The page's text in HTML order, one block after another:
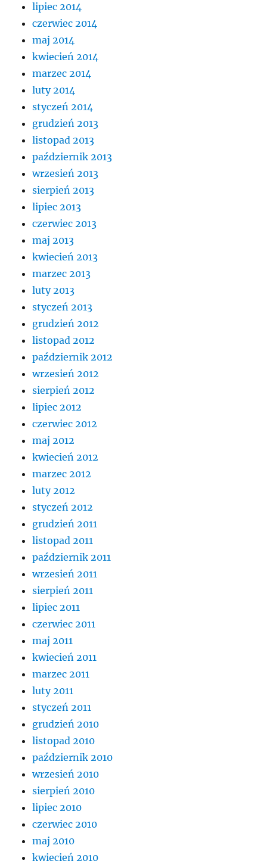
lipiec 2014
czerwiec 2014
maj 2014
kwiecień 2014
marzec 2014
luty 2014
styczeń 2014
grudzień 2013
listopad 2013
październik 2013
wrzesień 2013
sierpień 2013
lipiec 2013
czerwiec 2013
maj 2013
kwiecień 2013
marzec 2013
luty 2013
styczeń 2013
grudzień 2012
listopad 2012
październik 2012
wrzesień 2012
sierpień 2012
lipiec 2012
czerwiec 2012
maj 2012
kwiecień 2012
marzec 2012
luty 2012
styczeń 2012
grudzień 2011
listopad 2011
październik 2011
wrzesień 2011
sierpień 2011
lipiec 2011
czerwiec 2011
maj 2011
kwiecień 2011
marzec 2011
luty 2011
styczeń 2011
grudzień 2010
listopad 2010
październik 2010
wrzesień 2010
sierpień 2010
lipiec 2010
czerwiec 2010
maj 2010
kwiecień 2010